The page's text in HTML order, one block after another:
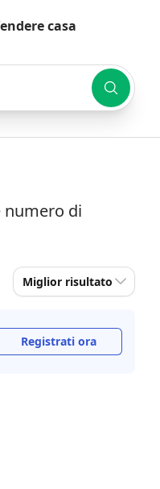
casa
numero di
Miglior risultato
Registrati ora